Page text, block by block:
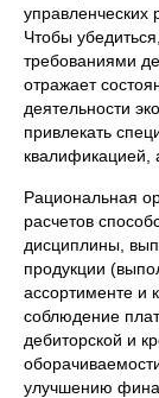
управленческих
Чтобы
требованиями
отражает
деятельности
привлекать
квалификацией,
Рациональная
расчетов
дисциплины,
продукции
ассортименте и
соблюдение
дебиторской и
улучшению